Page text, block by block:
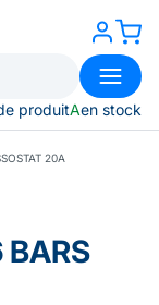
produitAen stock
20A
BARS